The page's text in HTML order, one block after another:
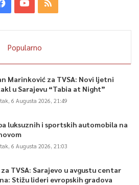
Popularno
Marinković za TVSA: Novi ljetni
u Sarajevu “Tabia at Night”
6 Augusta 2026, 21:49
luksuznih i sportskih automobila na
6 Augusta 2026, 21:03
TVSA: Sarajevo u avgustu centar
Stižu lideri evropskih gradova